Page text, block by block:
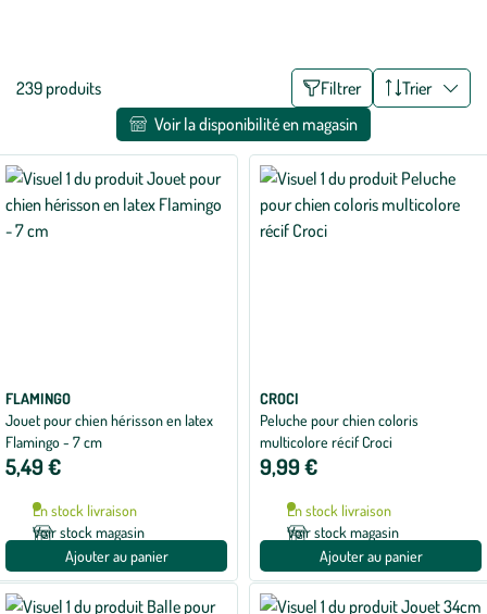
Liste
appliqués
239 produits Filtrer
Trier
Voir la disponibilité en magasin
FLAMINGO
Jouet pour chien hérisson en latex
Flamingo - 7 cm
5,49 €
En stock livraison
Voir stock magasin
Ajouter au panier
CROCI
Peluche pour chien coloris
multicolore récif Croci
9,99 €
En stock livraison
Voir stock magasin
Ajouter au panier